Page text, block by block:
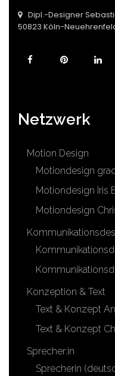
Dipl.-Designer
50823 Köln-
Netzwerk
Motion Design
Motiondesign
Motiondesign Iris
Motiondesign
Konzeption & Text
Text & Konzept
Text & Konzept
Sprecher:in
Sprecherin